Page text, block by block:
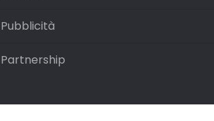
Pubblicità
Partnership